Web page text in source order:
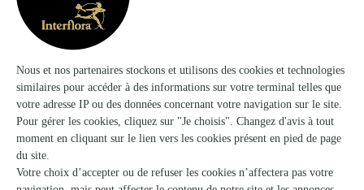
Saint Meen le Grand
★★★★4 (42)
1, place Patton
Voir la boutique